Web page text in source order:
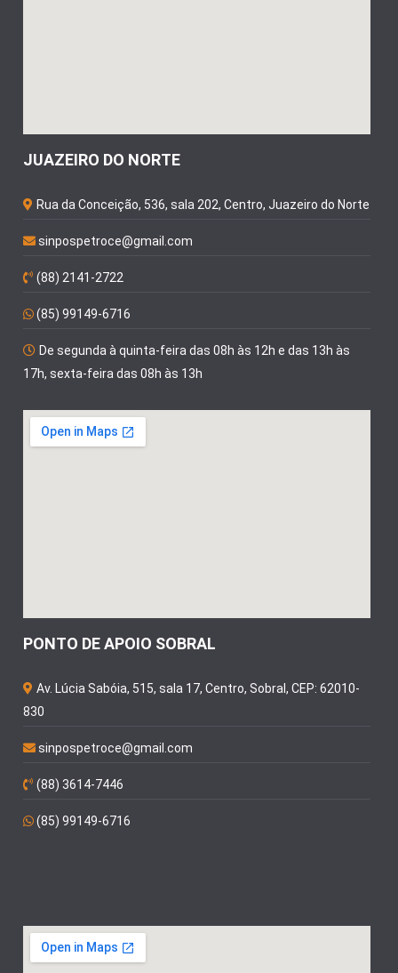
JUAZEIRO DO NORTE
Rua da Conceição, 536, sala 202, Centro, Juazeiro do Norte
sinpospetroce@gmail.com
(88) 2141-2722
(85) 99149-6716
De segunda à quinta-feira das 08h às 12h e das 13h às
17h, sexta-feira das 08h às 13h
PONTO DE APOIO SOBRAL
Av. Lúcia Sabóia, 515, sala 17, Centro, Sobral, CEP: 62010-
830
sinpospetroce@gmail.com
(88) 3614-7446
(85) 99149-6716